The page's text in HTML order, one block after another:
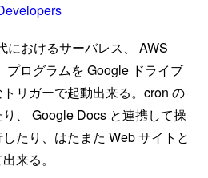
におけるサーバレス、 AWS
プログラムを Google ドライブ
リガーで起動出来る。cron の
、 Google Docs と連携して操
たり、はたまた Web サイトと
来る。